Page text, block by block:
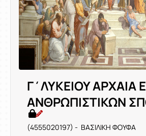
Γ΄ΛΥΚΕΙΟΥ ΑΡΧΑΙΑ
ΑΝΘΡΩΠΙΣΤΙΚΩΝ
(4555020197) - ΒΑΣΙΛΙΚΗ ΦΟΥΦΑ